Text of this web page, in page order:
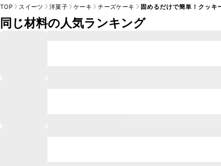
TOP スイーツ 洋菓子 ケーキ チーズケーキ 固めるだけで簡単！クッキ
同じ材料の人気ランキング